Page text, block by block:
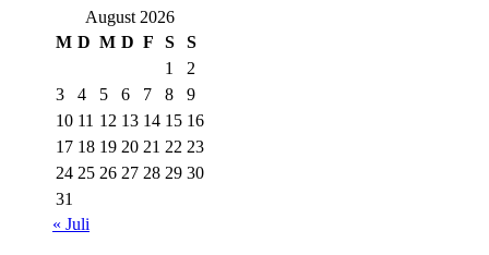
August 2026
M D M D F S
S
1
2
3
4 5 6 7 8
9
10 11 12 13 14 15 16
17 18 19 20 21 22 23
24 25 26 27 28 29 30
31
« Juli